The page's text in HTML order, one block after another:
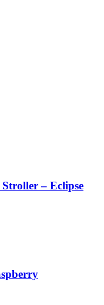
– Eclipse